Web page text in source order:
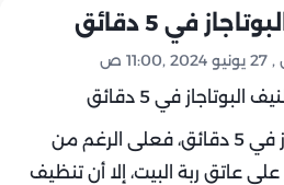
ص
4 خطوات لتظنيف البوتاجاز في 5 دقائق، فعلى الرغم من
عاتق ربة البيت، إلا أن تنظيف